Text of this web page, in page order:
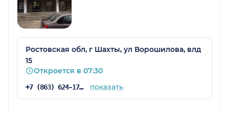
Ростовская обл, г Шахты, ул Ворошилова, влд
15
Откроется в 07:30
+7 (863) 624-17-77 показать